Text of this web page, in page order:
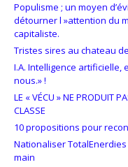
Populisme ; un moyen
détourner l »attention du
capitaliste.
Tristes sires au chateau
I.A. Intelligence artificielle,
nous.» !
LE « VÉCU » NE PRODUIT
CLASSE
10 propositions pour
Nationaliser
main